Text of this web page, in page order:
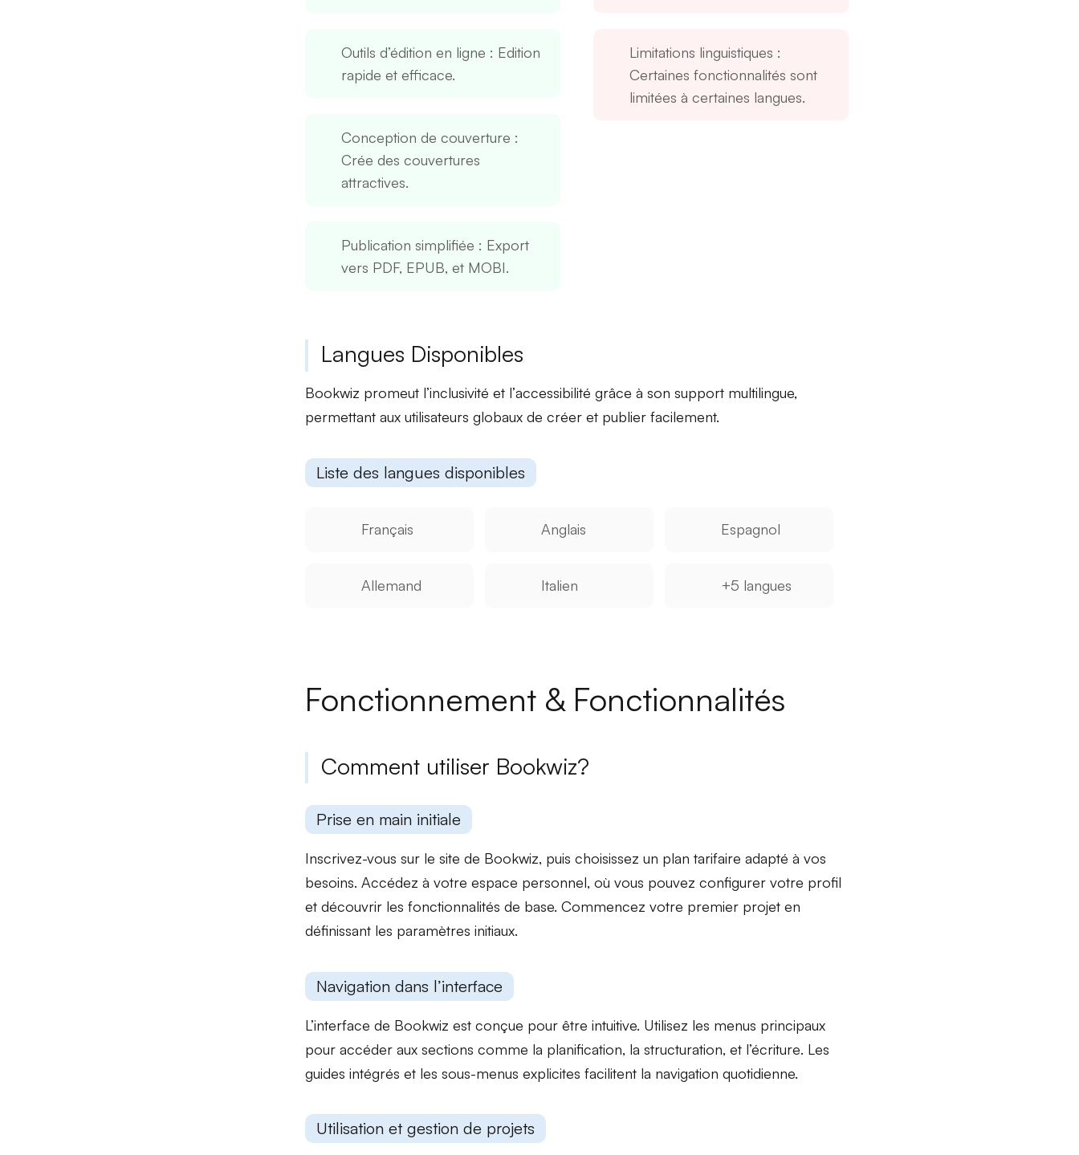
Outils d’édition en ligne : Edition
rapide et efficace.
Conception de couverture :
Crée des couvertures
attractives.
Publication simplifiée : Export
vers PDF, EPUB, et MOBI.
Limitations linguistiques :
Certaines fonctionnalités sont
limitées à certaines langues.
Langues Disponibles
Bookwiz promeut l’inclusivité et l’accessibilité grâce à son support multilingue,
permettant aux utilisateurs globaux de créer et publier facilement.
Liste des langues disponibles
Français Anglais Espagnol
Allemand Italien +5 langues
Fonctionnement & Fonctionnalités
Comment utiliser Bookwiz?
Prise en main initiale
Inscrivez-vous sur le site de Bookwiz, puis choisissez un plan tarifaire adapté à vos
besoins. Accédez à votre espace personnel, où vous pouvez configurer votre profil
et découvrir les fonctionnalités de base. Commencez votre premier projet en
définissant les paramètres initiaux.
Navigation dans l’interface
L’interface de Bookwiz est conçue pour être intuitive. Utilisez les menus principaux
pour accéder aux sections comme la planification, la structuration, et l’écriture. Les
guides intégrés et les sous-menus explicites facilitent la navigation quotidienne.
Utilisation et gestion de projets